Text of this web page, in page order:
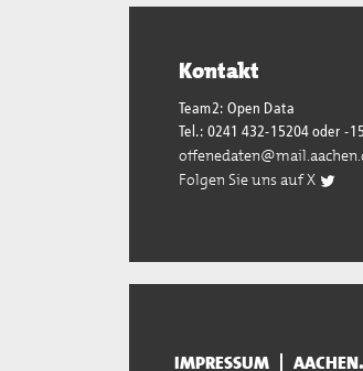
Kontakt
Team2: Open Data
Tel.: 0241 432-15204 oder -
Folgen Sie uns auf X
IMPRESSUM